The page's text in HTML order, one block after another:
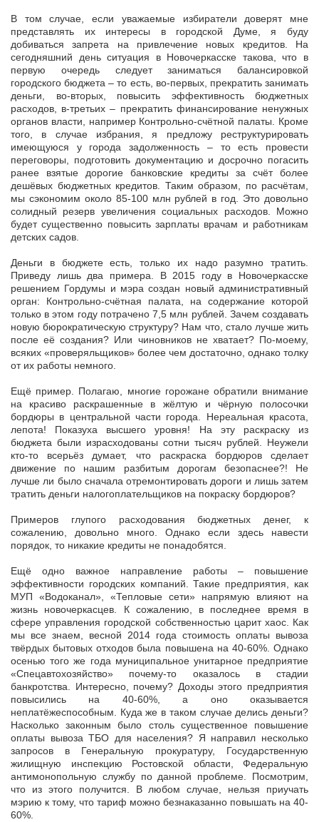
В том случае, если уважаемые избиратели доверят мне
представлять их интересы в городской Думе, я буду
добиваться запрета на привлечение новых кредитов. На
сегодняшний день ситуация в Новочеркасске такова, что в
первую очередь следует заниматься балансировкой
городского бюджета – то есть, во-первых, прекратить занимать
деньги, во-вторых, повысить эффективность бюджетных
расходов, в-третьих – прекратить финансирование ненужных
органов власти, например Контрольно-счётной палаты. Кроме
того, в случае избрания, я предложу реструктурировать
имеющуюся у города задолженность – то есть провести
переговоры, подготовить документацию и досрочно погасить
ранее взятые дорогие банковские кредиты за счёт более
дешёвых бюджетных кредитов. Таким образом, по расчётам,
мы сэкономим около 85-100 млн рублей в год. Это довольно
солидный резерв увеличения социальных расходов. Можно
будет существенно повысить зарплаты врачам и работникам
детских садов.
Деньги в бюджете есть, только их надо разумно тратить.
Приведу лишь два примера. В 2015 году в Новочеркасске
решением Гордумы и мэра создан новый административный
орган: Контрольно-счётная палата, на содержание которой
только в этом году потрачено 7,5 млн рублей. Зачем создавать
новую бюрократическую структуру? Нам что, стало лучше жить
после её создания? Или чиновников не хватает? По-моему,
всяких «проверяльщиков» более чем достаточно, однако толку
от их работы немного.
Ещё пример. Полагаю, многие горожане обратили внимание
на красиво раскрашенные в жёлтую и чёрную полосочки
бордюры в центральной части города. Нереальная красота,
лепота! Показуха высшего уровня! На эту раскраску из
бюджета были израсходованы сотни тысяч рублей. Неужели
кто-то всерьёз думает, что раскраска бордюров сделает
движение по нашим разбитым дорогам безопаснее?! Не
лучше ли было сначала отремонтировать дороги и лишь затем
тратить деньги налогоплательщиков на покраску бордюров?
Примеров глупого расходования бюджетных денег, к
сожалению, довольно много. Однако если здесь навести
порядок, то никакие кредиты не понадобятся.
Ещё одно важное направление работы – повышение
эффективности городских компаний. Такие предприятия, как
МУП «Водоканал», «Тепловые сети» напрямую влияют на
жизнь новочеркасцев. К сожалению, в последнее время в
сфере управления городской собственностью царит хаос. Как
мы все знаем, весной 2014 года стоимость оплаты вывоза
твёрдых бытовых отходов была повышена на 40-60%. Однако
осенью того же года муниципальное унитарное предприятие
«Спецавтохозяйство» почему-то оказалось в стадии
банкротства. Интересно, почему? Доходы этого предприятия
повысились на 40-60%, а оно оказывается
неплатёжеспособным. Куда же в таком случае делись деньги?
Насколько законным было столь существенное повышение
оплаты вывоза ТБО для населения? Я направил несколько
запросов в Генеральную прокуратуру, Государственную
жилищную инспекцию Ростовской области, Федеральную
антимонопольную службу по данной проблеме. Посмотрим,
что из этого получится. В любом случае, нельзя приучать
мэрию к тому, что тариф можно безнаказанно повышать на 40-
60%.